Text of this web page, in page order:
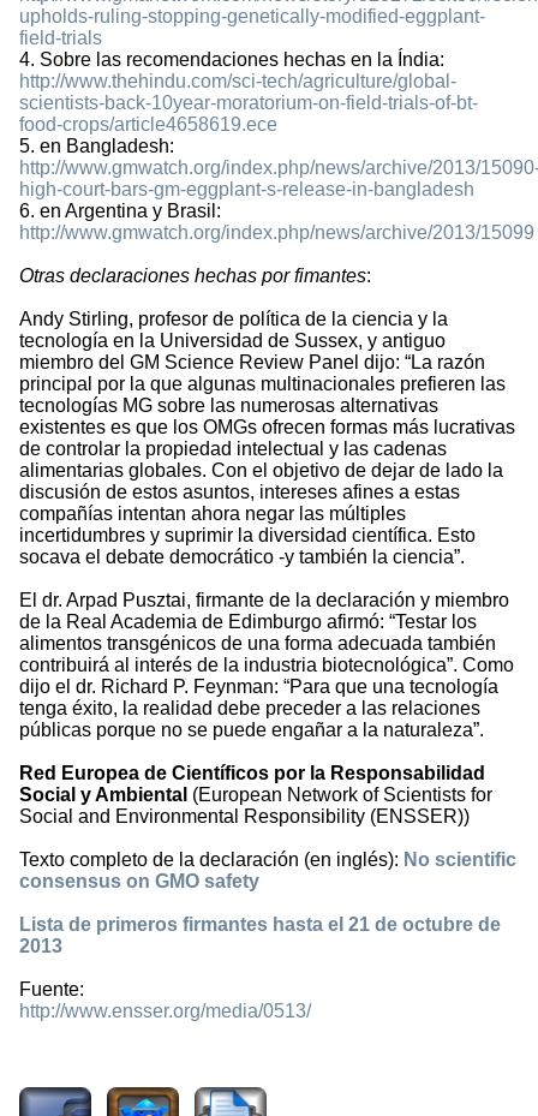
upholds-ruling-stopping-genetically-modified-eggplant-
field-trials
4. Sobre las recomendaciones hechas en la Índia:
http://www.thehindu.com/sci-tech/agriculture/global-
scientists-back-10year-moratorium-on-field-trials-of-bt-
food-crops/article4658619.ece
5. en Bangladesh:
http://www.gmwatch.org/index.php/news/archive/2013/
high-court-bars-gm-eggplant-s-release-in-bangladesh
6. en Argentina y Brasil:
http://www.gmwatch.org/index.php/news/archive/2013/15099
Otras declaraciones hechas por fimantes:
Andy Stirling, profesor de política de la ciencia y la
tecnología en la Universidad de Sussex, y antiguo
miembro del GM Science Review Panel dijo: “La razón
principal por la que algunas multinacionales prefieren las
tecnologías MG sobre las numerosas alternativas
existentes es que los OMGs ofrecen formas más lucrativas
de controlar la propiedad intelectual y las cadenas
alimentarias globales. Con el objetivo de dejar de lado la
discusión de estos asuntos, intereses afines a estas
compañías intentan ahora negar las múltiples
incertidumbres y suprimir la diversidad científica. Esto
socava el debate democrático -y también la ciencia”.
El dr. Arpad Pusztai, firmante de la declaración y miembro
de la Real Academia de Edimburgo afirmó: “Testar los
alimentos transgénicos de una forma adecuada también
contribuirá al interés de la industria biotecnológica”. Como
dijo el dr. Richard P. Feynman: “Para que una tecnología
tenga éxito, la realidad debe preceder a las relaciones
públicas porque no se puede engañar a la naturaleza”.
Red Europea de Científicos por la Responsabilidad
Social y Ambiental (European Network of Scientists for
Social and Environmental Responsibility (ENSSER))
Texto completo de la declaración (en inglés): No scientific
consensus on GMO safety
Lista de primeros firmantes hasta el 21 de octubre de
2013
Fuente:
http://www.ensser.org/media/0513/